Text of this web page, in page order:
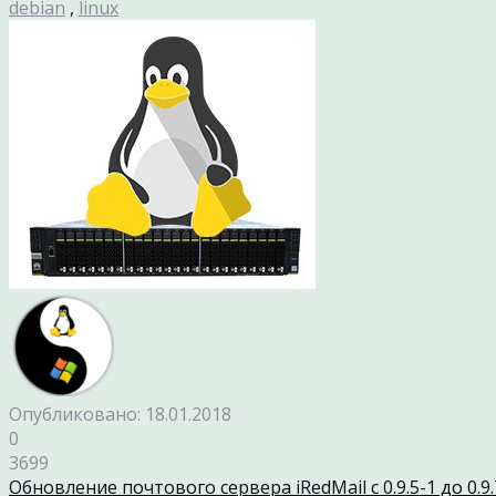
debian , linux
Опубликовано: 18.01.2018
0
3699
Обновление почтового сервера iRedMail с 0.9.5-1 до